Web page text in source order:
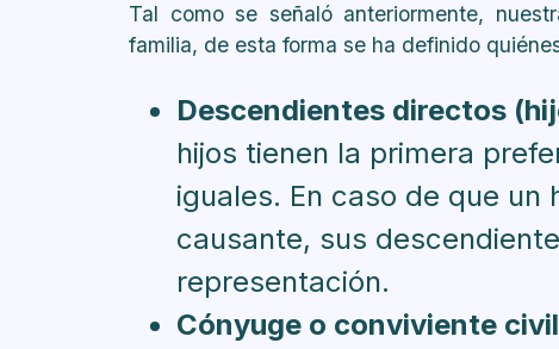
Tal como se señaló anteriormente,
familia, de esta forma se ha definido
Descendientes directos
hijos tienen la primera
iguales. En caso de que un
causante, sus
representación.
Cónyuge o conviviente